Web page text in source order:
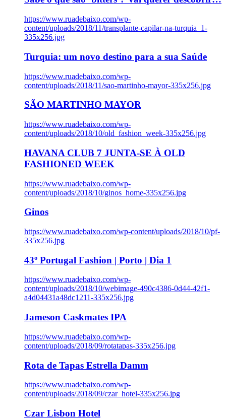
https://www.ruadebaixo.com/wp-
content/uploads/2018/11/transplante-capilar-na-turquia_1-
335x256.jpg
Turquia: um novo destino para a sua Saúde
https://www.ruadebaixo.com/wp-
content/uploads/2018/11/sao-martinho-mayor-335x256.jpg
SÃO MARTINHO MAYOR
https://www.ruadebaixo.com/wp-
content/uploads/2018/10/old_fashion_week-335x256.jpg
HAVANA CLUB 7 JUNTA-SE À OLD
FASHIONED WEEK
https://www.ruadebaixo.com/wp-
content/uploads/2018/10/ginos_home-335x256.jpg
Ginos
https://www.ruadebaixo.com/wp-content/uploads/2018/10/pf-
335x256.jpg
43º Portugal Fashion | Porto | Dia 1
https://www.ruadebaixo.com/wp-
content/uploads/2018/10/webimage-490c4386-0d44-42f1-
a4d04431a48dc1211-335x256.jpg
Jameson Caskmates IPA
https://www.ruadebaixo.com/wp-
content/uploads/2018/09/rotatapas-335x256.jpg
Rota de Tapas Estrella Damm
https://www.ruadebaixo.com/wp-
content/uploads/2018/09/czar_hotel-335x256.jpg
Czar Lisbon Hotel